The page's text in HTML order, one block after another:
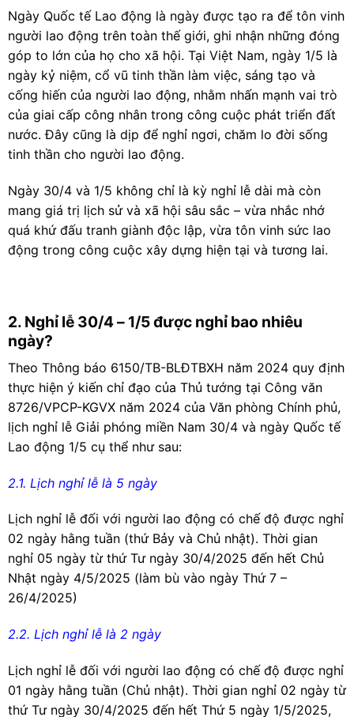
Ngày Quốc tế Lao động là ngày được tạo ra để tôn vinh
người lao động trên toàn thế giới, ghi nhận những đóng
góp to lớn của họ cho xã hội. Tại Việt Nam, ngày 1/5 là
ngày kỷ niệm, cổ vũ tinh thần làm việc, sáng tạo và
cống hiến của người lao động, nhằm nhấn mạnh vai trò
của giai cấp công nhân trong công cuộc phát triển đất
nước. Đây cũng là dịp để nghỉ ngơi, chăm lo đời sống
tinh thần cho người lao động.
Ngày 30/4 và 1/5 không chỉ là kỳ nghỉ lễ dài mà còn
mang giá trị lịch sử và xã hội sâu sắc – vừa nhắc nhớ
quá khứ đấu tranh giành độc lập, vừa tôn vinh sức lao
động trong công cuộc xây dựng hiện tại và tương lai.
2. Nghỉ lễ 30/4 – 1/5 được nghỉ bao nhiêu
ngày?
Theo Thông báo 6150/TB-BLĐTBXH năm 2024quy định
thực hiện ý kiến chỉ đạo của Thủ tướng tại Công văn
8726/VPCP-KGVX năm 2024của Văn phòng Chính phủ,
lịch nghỉ lễ Giải phóng miền Nam 30/4 và ngày Quốc tế
Lao động 1/5 cụ thể như sau:
2.1. Lịch nghỉ lễ là 5 ngày
Lịch nghỉ lễ đối với người lao động có chế độ được nghỉ
02 ngày hằng tuần (thứ Bảy và Chủ nhật). Thời gian
nghỉ 05 ngày từ thứ Tư ngày 30/4/2025 đến hết Chủ
Nhật ngày 4/5/2025 (làm bù vào ngày Thứ 7 –
26/4/2025)
2.2. Lịch nghỉ lễ là 2 ngày
Lịch nghỉ lễ đối với người lao động có chế độ được nghỉ
01 ngày hằng tuần (Chủ nhật). Thời gian nghỉ 02 ngày từ
thứ Tư ngày 30/4/2025 đến hết Thứ 5 ngày 1/5/2025,